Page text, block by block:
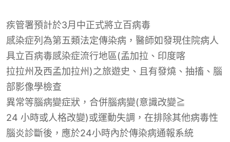
疾管署預計於3月中正式將立百病毒
感染症列為第五類法定傳染病，醫師如發現住院病人
具立百病毒感染症流行地區(孟加拉、印度喀
拉拉州及西孟加拉州)之旅遊史、且有發燒、抽搐、腦
部影像學檢查
異常等腦病變症狀，合併腦病變(意識改變≧
24 小時或人格改變)或運動失調，在排除其他病毒性
腦炎診斷後，應於24小時內於傳染病通報系統